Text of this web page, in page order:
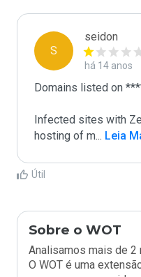
S
seidon
há 14 anos
Domains listed on
Infected sites with
hosting of m... Leia
Útil
Sobre o WOT
Analisamos mais de
O WOT é uma